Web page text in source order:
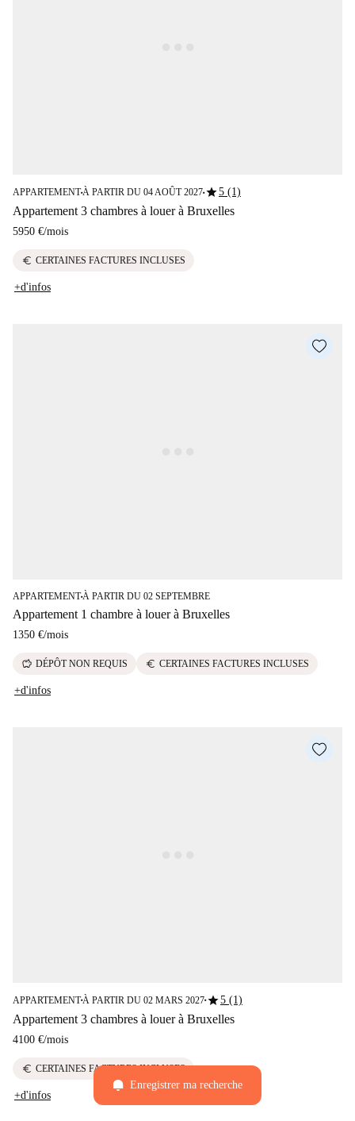
APPARTEMENT■À PARTIR DU 04 AOÛT 2027■star5 (1)
Appartement 3 chambres à louer à Bruxelles
5950 €/mois
euro CERTAINES FACTURES INCLUSES
+d'infos
APPARTEMENT■À PARTIR DU 02 SEPTEMBRE
Appartement 1 chambre à louer à Bruxelles
1350 €/mois
savings DÉPÔT NON REQUIS euro CERTAINES FACTURES INCLUSES
+d'infos
APPARTEMENT■À PARTIR DU 02 MARS 2027■star5 (1)
Appartement 3 chambres à louer à Bruxelles
4100 €/mois
euro CERTAINES FACTURES INCLUSES
+d'infos
Enregistrer ma recherche